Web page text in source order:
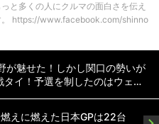
と多くの人にクルマの面白さを伝え
。 https://www.facebook.com/shinno
が魅せた！しかし関口の勢いが
タイ！予選を制したのはウェ…
えに燃えた日本GPは22台